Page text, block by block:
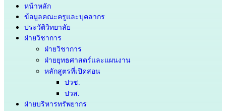
หน้าหลัก
ข้อมูลคณะครูและบุคลากร
ประวัติวิทยาลัย
ฝ่ายวิชาการ
ฝ่ายวิชาการ
ฝ่ายยุทธศาสตร์และแผนงาน
หลักสูตรที่เปิดสอน
ปวช.
ปวส.
ฝ่ายบริหารทรัพยากร